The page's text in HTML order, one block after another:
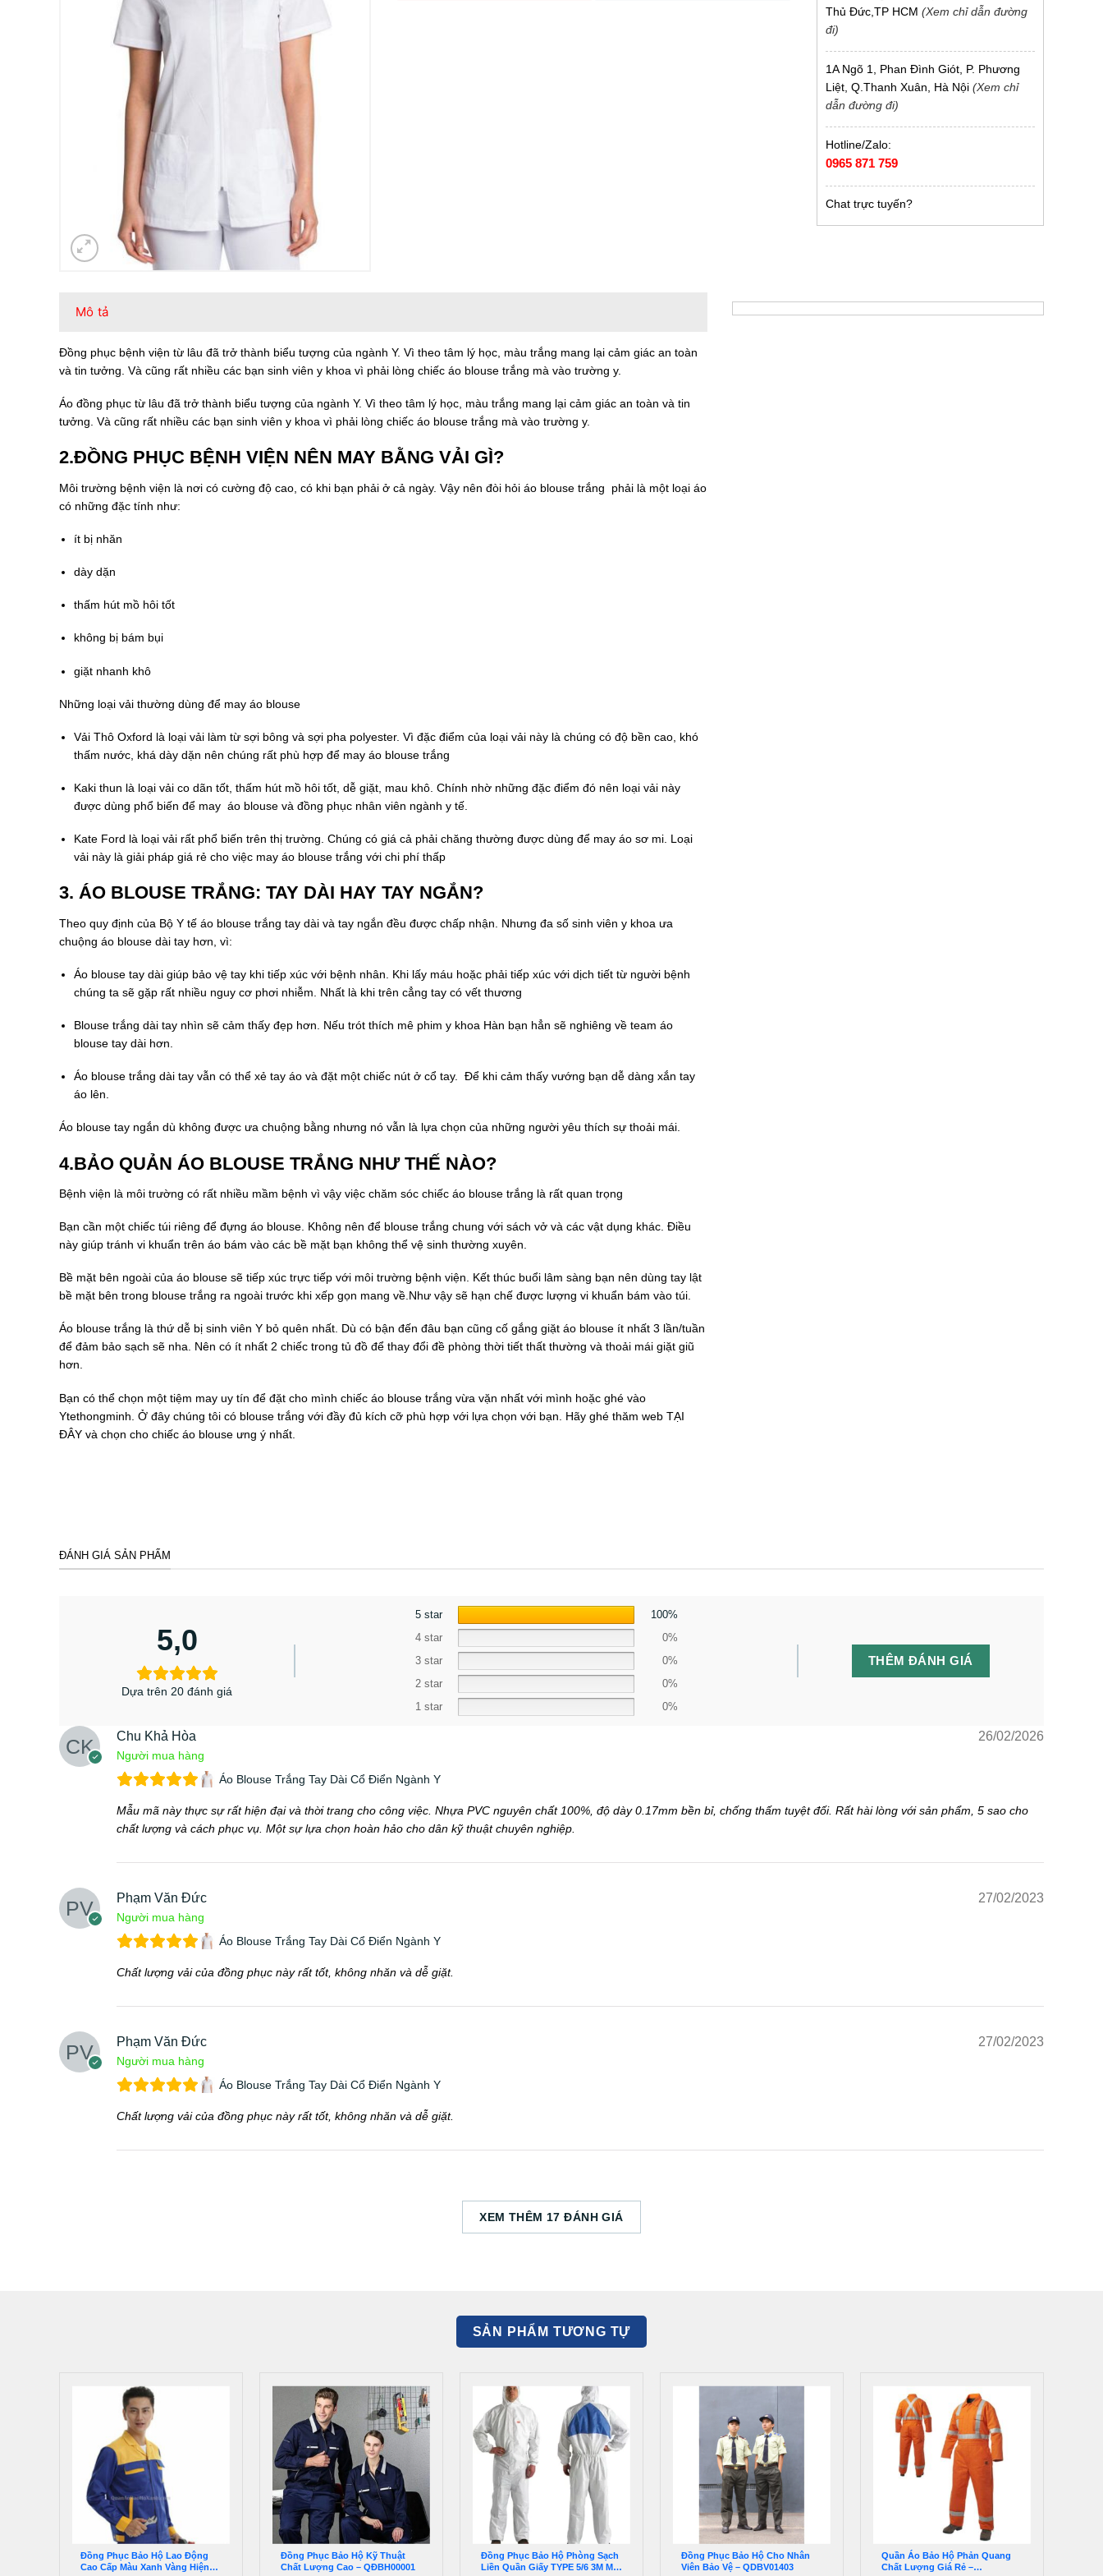
Thủ Đức,TP HCM (Xem chỉ dẫn đường
đi)
1A Ngõ 1, Phan Đình Giót, P. Phương
Liệt, Q.Thanh Xuân, Hà Nội (Xem chỉ
dẫn đường đi)
Hotline/Zalo:
0965 871 759
Chat trực tuyến?
Mô tả
Đồng phục bệnh viện từ lâu đã trở thành biểu tượng của ngành Y. Vì theo tâm lý học, màu trắng mang lại cảm giác an toàn
và tin tưởng. Và cũng rất nhiều các bạn sinh viên y khoa vì phải lòng chiếc áo blouse trắng mà vào trường y.
Áo đồng phục từ lâu đã trở thành biểu tượng của ngành Y. Vì theo tâm lý học, màu trắng mang lại cảm giác an toàn và tin
tưởng. Và cũng rất nhiều các bạn sinh viên y khoa vì phải lòng chiếc áo blouse trắng mà vào trường y.
2.ĐỒNG PHỤC BỆNH VIỆN NÊN MAY BẰNG VẢI GÌ?
Môi trường bệnh viện là nơi có cường độ cao, có khi bạn phải ở cả ngày. Vậy nên đòi hỏi áo blouse trắng phải là một loại áo
có những đặc tính như:
ít bị nhăn
dày dặn
thấm hút mồ hôi tốt
không bị bám bụi
giặt nhanh khô
Những loại vải thường dùng để may áo blouse
Vải Thô Oxford là loại vải làm từ sợi bông và sợi pha polyester. Vì đặc điểm của loại vải này là chúng có độ bền cao, khó
thấm nước, khá dày dặn nên chúng rất phù hợp để may áo blouse trắng
Kaki thun là loại vải co dãn tốt, thấm hút mồ hôi tốt, dễ giặt, mau khô. Chính nhờ những đặc điểm đó nên loại vải này
được dùng phổ biến để may áo blouse và đồng phục nhân viên ngành y tế.
Kate Ford là loại vải rất phổ biến trên thị trường. Chúng có giá cả phải chăng thường được dùng để may áo sơ mi. Loại
vải này là giải pháp giá rẻ cho việc may áo blouse trắng với chi phí thấp
3. ÁO BLOUSE TRẮNG: TAY DÀI HAY TAY NGẮN?
Theo quy định của Bộ Y tế áo blouse trắng tay dài và tay ngắn đều được chấp nhận. Nhưng đa số sinh viên y khoa ưa
chuộng áo blouse dài tay hơn, vì:
Áo blouse tay dài giúp bảo vệ tay khi tiếp xúc với bệnh nhân. Khi lấy máu hoặc phải tiếp xúc với dịch tiết từ người bệnh
chúng ta sẽ gặp rất nhiều nguy cơ phơi nhiễm. Nhất là khi trên cẳng tay có vết thương
Blouse trắng dài tay nhìn sẽ cảm thấy đẹp hơn. Nếu trót thích mê phim y khoa Hàn bạn hẳn sẽ nghiêng về team áo
blouse tay dài hơn.
Áo blouse trắng dài tay vẫn có thể xẻ tay áo và đặt một chiếc nút ở cổ tay. Để khi cảm thấy vướng bạn dễ dàng xắn tay
áo lên.
Áo blouse tay ngắn dù không được ưa chuộng bằng nhưng nó vẫn là lựa chọn của những người yêu thích sự thoải mái.
4.BẢO QUẢN ÁO BLOUSE TRẮNG NHƯ THẾ NÀO?
Bệnh viện là môi trường có rất nhiều mầm bệnh vì vậy việc chăm sóc chiếc áo blouse trắng là rất quan trọng
Bạn cần một chiếc túi riêng để đựng áo blouse. Không nên để blouse trắng chung với sách vở và các vật dụng khác. Điều
này giúp tránh vi khuẩn trên áo bám vào các bề mặt bạn không thể vệ sinh thường xuyên.
Bề mặt bên ngoài của áo blouse sẽ tiếp xúc trực tiếp với môi trường bệnh viện. Kết thúc buổi lâm sàng bạn nên dùng tay lật
bề mặt bên trong blouse trắng ra ngoài trước khi xếp gọn mang về.Như vậy sẽ hạn chế được lượng vi khuẩn bám vào túi.
Áo blouse trắng là thứ dễ bị sinh viên Y bỏ quên nhất. Dù có bận đến đâu bạn cũng cố gắng giặt áo blouse ít nhất 3 lần/tuần
để đảm bảo sạch sẽ nha. Nên có ít nhất 2 chiếc trong tủ đồ để thay đổi đề phòng thời tiết thất thường và thoải mái giặt giũ
hơn.
Bạn có thể chọn một tiệm may uy tín để đặt cho mình chiếc áo blouse trắng vừa vặn nhất với mình hoặc ghé vào
Ytethongminh. Ở đây chúng tôi có blouse trắng với đầy đủ kích cỡ phù hợp với lựa chọn với bạn. Hãy ghé thăm web TẠI
ĐÂY và chọn cho chiếc áo blouse ưng ý nhất.
ĐÁNH GIÁ SẢN PHẨM
5,0
Dựa trên 20 đánh giá
5 star
100%
4 star
0%
3 star
0%
2 star
0%
1 star
0%
THÊM ĐÁNH GIÁ
Chu Khả Hòa
Người mua hàng
26/02/2026
Áo Blouse Trắng Tay Dài Cổ Điển Ngành Y
Mẫu mã này thực sự rất hiện đại và thời trang cho công việc. Nhựa PVC nguyên chất 100%, độ dày 0.17mm bền bỉ, chống thấm tuyệt đối. Rất hài lòng với sản phẩm, 5 sao cho
chất lượng và cách phục vụ. Một sự lựa chọn hoàn hảo cho dân kỹ thuật chuyên nghiệp.
Phạm Văn Đức
Người mua hàng
27/02/2023
Áo Blouse Trắng Tay Dài Cổ Điển Ngành Y
Chất lượng vải của đồng phục này rất tốt, không nhăn và dễ giặt.
Phạm Văn Đức
Người mua hàng
27/02/2023
Áo Blouse Trắng Tay Dài Cổ Điển Ngành Y
Chất lượng vải của đồng phục này rất tốt, không nhăn và dễ giặt.
XEM THÊM 17 ĐÁNH GIÁ
SẢN PHẨM TƯƠNG TỰ
Đồng Phục Bảo Hộ Lao Động
Cao Cấp Màu Xanh Vàng Hiện
Đồng Phục Bảo Hộ Kỹ Thuật
Chất Lượng Cao – QĐBH00001
Đồng Phục Bảo Hộ Phòng Sạch
Liền Quần Giấy TYPE 5/6 3M Mỹ
Đồng Phục Bảo Hộ Cho Nhân
Viên Bảo Vệ – QDBV01403
Quần Áo Bảo Hộ Phản Quang
Chất Lượng Giá Rẻ –